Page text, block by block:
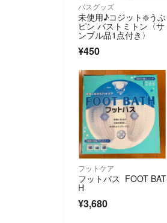
バスグッズ
未使用♪コジット❇️うぶ
ピン バストミトン〈サ
ンプル品1点付き〉
¥450
フットケア
フットバス FOOT BAT
H
¥3,680